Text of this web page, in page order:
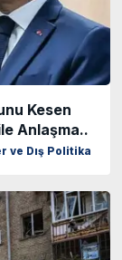
Kesen
Anlaşma..
ve Dış Politika